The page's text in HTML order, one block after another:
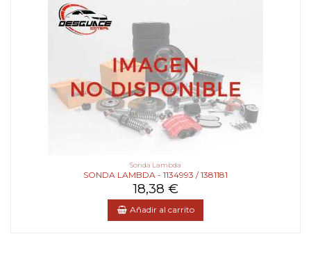
Sonda Lambda
SONDA LAMBDA - 1134993 / 1381181
18,38 €
Añadir al carrito